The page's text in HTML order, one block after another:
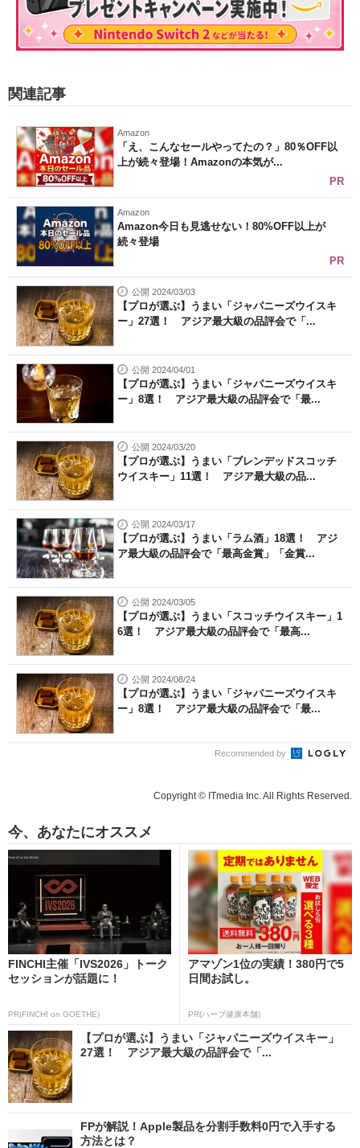
関連記事
Amazon
「え、こんなセールやってたの？」80％OFF以
上が続々登場！Amazonの本気が...
PR
Amazon
Amazon今日も見逃せない！80%OFF以上が
続々登場
PR
公開 2024/03/03
【プロが選ぶ】うまい「ジャパニーズウイスキ
ー」27選！ アジア最大級の品評会で「...
公開 2024/04/01
【プロが選ぶ】うまい「ジャパニーズウイスキ
ー」8選！ アジア最大級の品評会で「最...
公開 2024/03/20
【プロが選ぶ】うまい「ブレンデッドスコッチ
ウイスキー」11選！ アジア最大級の品...
公開 2024/03/17
【プロが選ぶ】うまい「ラム酒」18選！ アジ
ア最大級の品評会で「最高金賞」「金賞...
公開 2024/03/05
【プロが選ぶ】うまい「スコッチウイスキー」1
6選！ アジア最大級の品評会で「最高...
公開 2024/08/24
【プロが選ぶ】うまい「ジャパニーズウイスキ
ー」8選！ アジア最大級の品評会で「最...
Recommended by
Copyright © ITmedia Inc. All Rights Reserved.
今、あなたにオススメ
FINCHI主催「IVS2026」トーク
セッションが話題に！
PR(FINCHI on GOETHE)
アマゾン1位の実績！380円で5
日間お試し。
PR(ハーブ健康本舗)
【プロが選ぶ】うまい「ジャパニーズウイスキー」
27選！ アジア最大級の品評会で「...
FPが解説！Apple製品を分割手数料0円で入手する
方法とは？